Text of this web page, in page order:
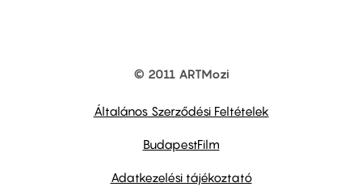
© 2011 ARTMozi
Általános Szerződési Feltételek
BudapestFilm
Adatkezelési tájékoztató